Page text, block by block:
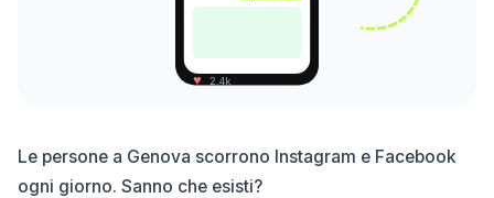
♥ 2.4k
Le persone a Genova scorrono Instagram e Facebook
ogni giorno. Sanno che esisti?